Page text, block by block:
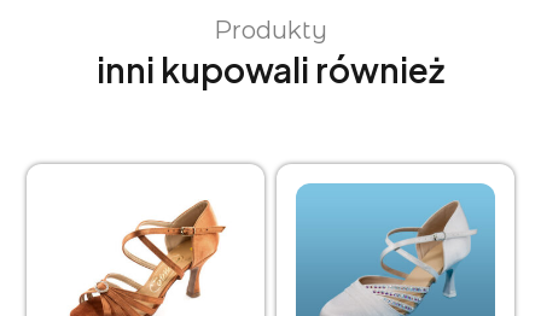
Produkty
inni kupowali również